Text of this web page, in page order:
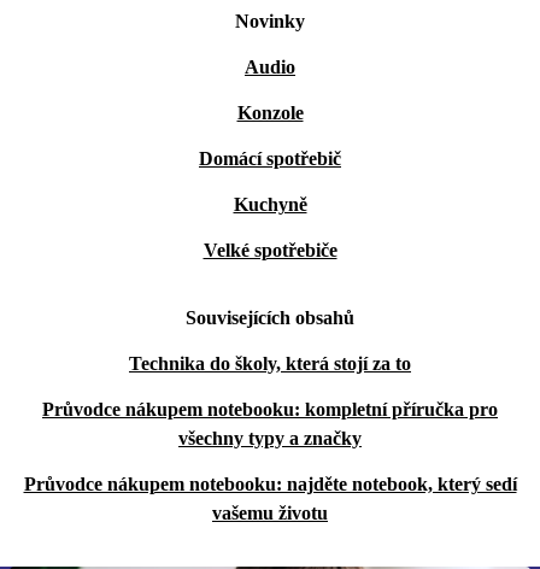
Novinky
Audio
Konzole
Domácí spotřebič
Kuchyně
Velké spotřebiče
Souvisejících obsahů
Technika do školy, která stojí za to
Průvodce nákupem notebooku: kompletní příručka pro
všechny typy a značky
Průvodce nákupem notebooku: najděte notebook, který sedí
vašemu životu